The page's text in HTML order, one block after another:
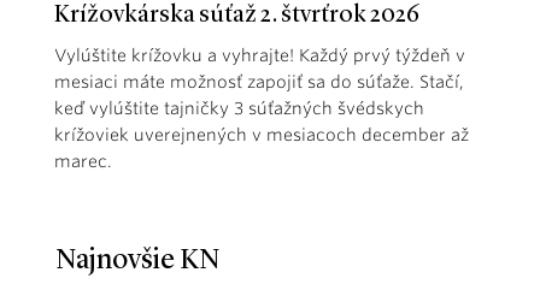
Krížovkárska súťaž 2. štvrťrok 2026
Vylúštite krížovku a vyhrajte! Každý prvý týždeň v
mesiaci máte možnosť zapojiť sa do súťaže. Stačí,
keď vylúštite tajničky 3 súťažných švédskych
krížoviek uverejnených v mesiacoch december až
marec.
Najnovšie KN